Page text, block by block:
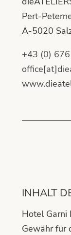
Pert-
A-5020
+43 (0)
INHALT
Hotel Garni
Gewähr für